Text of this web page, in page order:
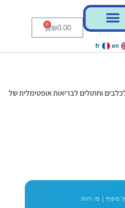
₪0.00
0
en
fr
וחתולים לבריאות אופטימלית של
מקיף | מי רווה